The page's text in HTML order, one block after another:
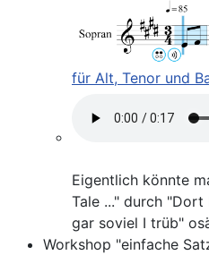
für Alt, Tenor und
Eigentlich könnte
Tale ..." durch
gar soviel I trüb"
Workshop "einfache